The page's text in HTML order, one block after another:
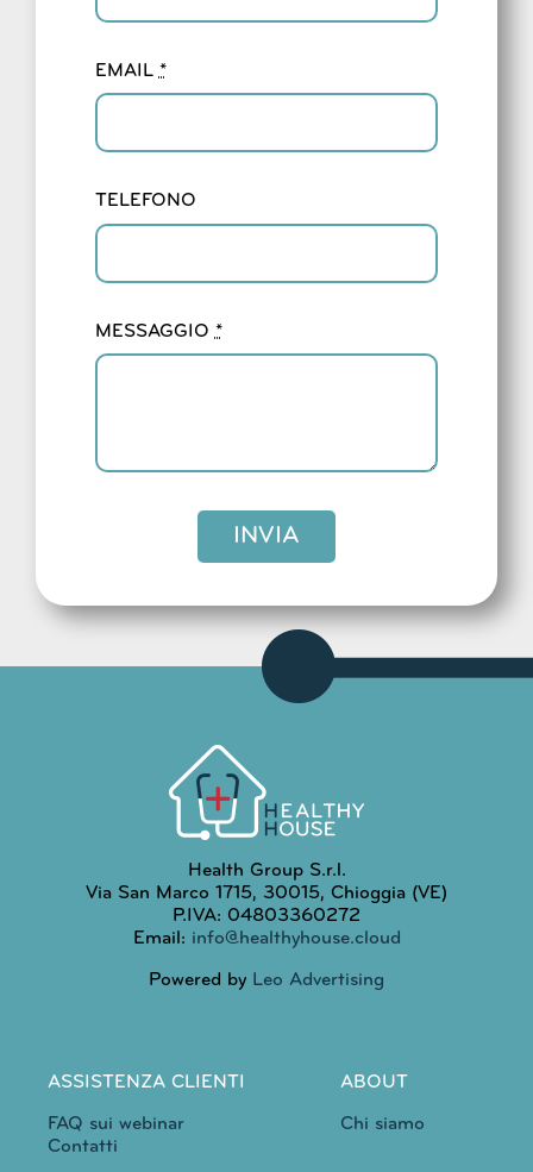
EMAIL *
TELEFONO
MESSAGGIO *
INVIA
Health Group S.r.l.
Via San Marco 1715, 30015, Chioggia (VE)
P.IVA: 04803360272
Email: info@healthyhouse.cloud
Powered by Leo Advertising
ASSISTENZA CLIENTI
FAQ sui webinar
Contatti
ABOUT
Chi siamo